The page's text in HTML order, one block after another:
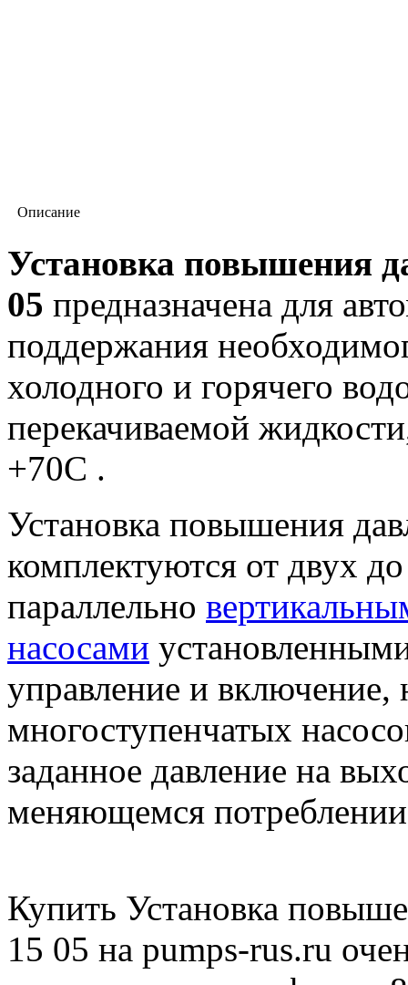
Описание
Установка повышения
05 предназначена для
поддержания
холодного и горячего
перекачиваемой
+70С .
Установка повышения
комплектуются от двух
параллельно
насосами
управление и включение,
многоступенчатых
заданное давление на
меняющемся
Купить Установка
15 05 на pumps-rus.ru